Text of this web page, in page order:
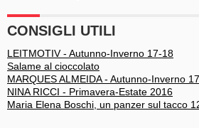
CONSIGLI UTILI
LEITMOTIV - Autunno-Inverno 17-18
Salame al cioccolato
MARQUES ALMEIDA - Autunno-Inverno
NINA RICCI - Primavera-Estate 2016
Maria Elena Boschi, un panzer sul tacco